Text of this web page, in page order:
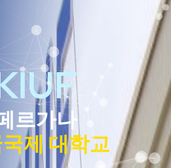
르가나
제 대학교